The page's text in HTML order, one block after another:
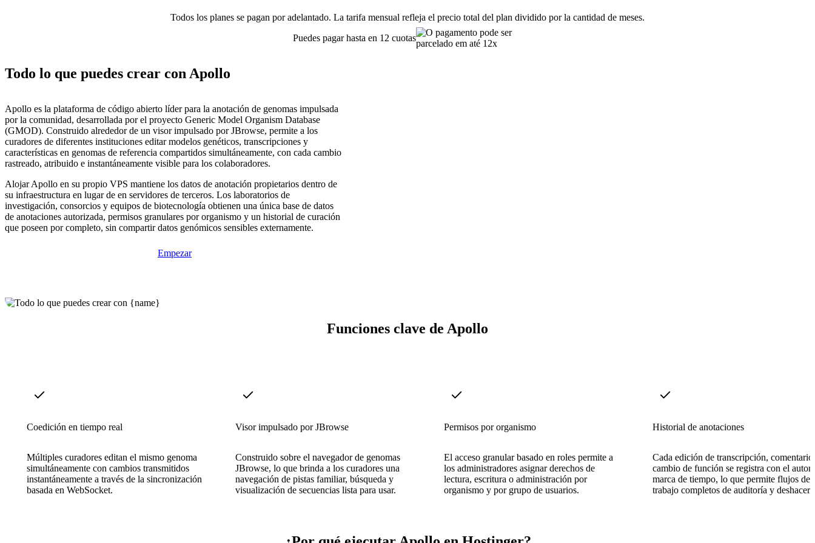
Todos los planes se pagan por adelantado. La tarifa mensual refleja el precio total del plan dividido por la cantidad de meses.
Puedes pagar hasta en 12 cuotas
Todo lo que puedes crear con Apollo
Apollo es la plataforma de código abierto líder para la anotación de genomas impulsada
por la comunidad, desarrollada por el proyecto Generic Model Organism Database
(GMOD). Construido alrededor de un visor impulsado por JBrowse, permite a los
curadores de diferentes instituciones editar modelos genéticos, transcripciones y
características en genomas de referencia compartidos simultáneamente, con cada cambio
rastreado, atribuido e instantáneamente visible para los colaboradores.
Alojar Apollo en su propio VPS mantiene los datos de anotación propietarios dentro de
su infraestructura en lugar de en servidores de terceros. Los laboratorios de
investigación, consorcios y equipos de biotecnología obtienen una única base de datos
de anotaciones autorizada, permisos granulares por organismo y un historial de curación
que poseen por completo, sin compartir datos genómicos sensibles externamente.
Empezar
Funciones clave de Apollo
Coedición en tiempo real
Múltiples curadores editan el mismo genoma
simultáneamente con cambios transmitidos
instantáneamente a través de la sincronización
basada en WebSocket.
Visor impulsado por JBrowse
Construido sobre el navegador de genomas
JBrowse, lo que brinda a los curadores una
navegación de pistas familiar, búsqueda y
visualización de secuencias lista para usar.
Permisos por organismo
El acceso granular basado en roles permite a
los administradores asignar derechos de
lectura, escritura o administración por
organismo y por grupo de usuarios.
Historial de anotaciones
Cada edición de transcripción,
cambio de función se registra con el autor
marca de tiempo, lo que permite flujos de
trabajo completos de auditoría y deshacer.